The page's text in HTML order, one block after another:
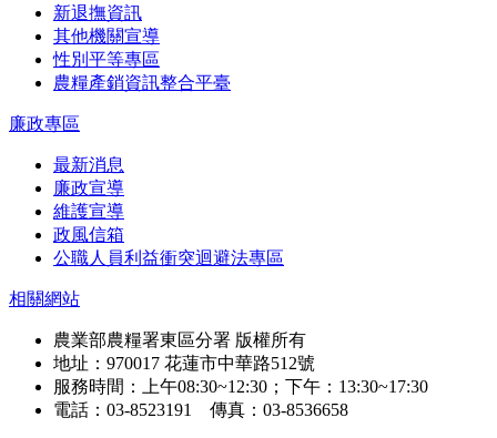
新退撫資訊
其他機關宣導
性別平等專區
農糧產銷資訊整合平臺
廉政專區
最新消息
廉政宣導
維護宣導
政風信箱
公職人員利益衝突迴避法專區
相關網站
農業部農糧署東區分署 版權所有
地址：970017 花蓮市中華路512號
服務時間：上午08:30~12:30；下午：13:30~17:30
電話：03-8523191 傳真：03-8536658